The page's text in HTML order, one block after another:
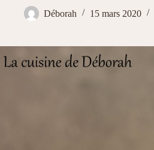
Déborah 15 mars 2020